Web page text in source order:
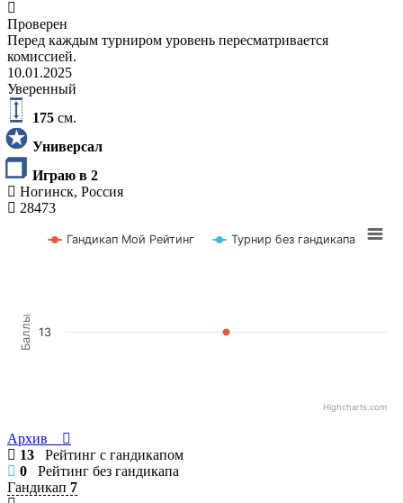
Проверен
Перед каждым турниром уровень пересматривается
комиссией.
10.01.2025
Уверенный
175 см.
Универсал
Играю в 2
Ногинск, Россия
28473
Баллы
Гандикап Мой Рейтинг Турнир без гандикапа
13
Highcharts.com
Архив
13 Рейтинг с гандикапом
0 Рейтинг без гандикапа
Гандикап 7